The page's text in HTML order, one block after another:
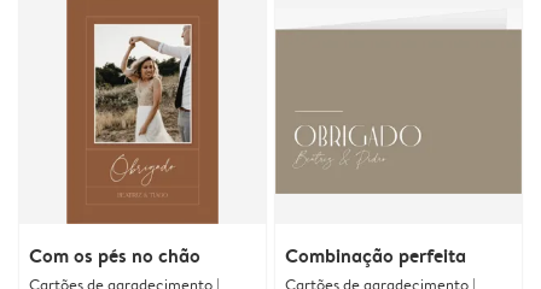
Com os pés no chão
Cartões de agradecimento |
Combinação perfeita
Cartões de agradecimento |